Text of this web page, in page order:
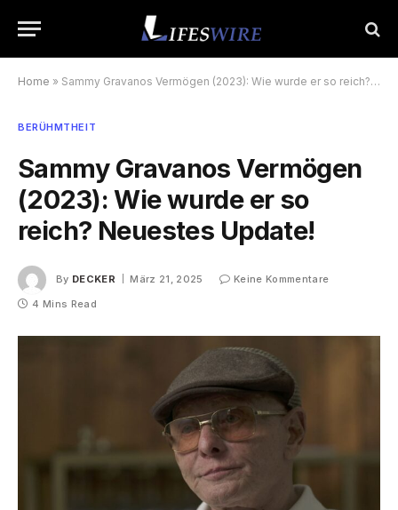
Home » Sammy Gravanos Vermögen (2023): Wie wurde er so reich? Neuestes Update!
BERÜHMTHEIT
Sammy Gravanos Vermögen
(2023): Wie wurde er so
reich? Neuestes Update!
By DECKER März 21, 2025
Keine Kommentare
4 Mins Read